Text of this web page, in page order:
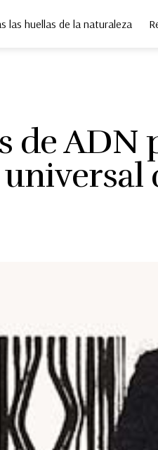
las huellas de la naturaleza
de ADN